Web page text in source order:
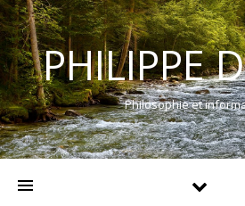
PHILIPPE
Philosophie et